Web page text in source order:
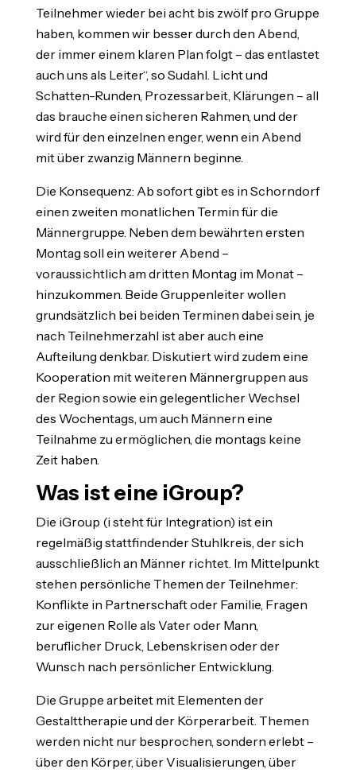
Teilnehmer wieder bei acht bis zwölf pro Gruppe
haben, kommen wir besser durch den Abend,
der immer einem klaren Plan folgt – das entlastet
auch uns als Leiter“, so Sudahl. Licht und
Schatten-Runden, Prozessarbeit, Klärungen – all
das brauche einen sicheren Rahmen, und der
wird für den einzelnen enger, wenn ein Abend
mit über zwanzig Männern beginne.
Die Konsequenz: Ab sofort gibt es in Schorndorf
einen zweiten monatlichen Termin für die
Männergruppe. Neben dem bewährten ersten
Montag soll ein weiterer Abend –
voraussichtlich am dritten Montag im Monat –
hinzukommen. Beide Gruppenleiter wollen
grundsätzlich bei beiden Terminen dabei sein, je
nach Teilnehmerzahl ist aber auch eine
Aufteilung denkbar. Diskutiert wird zudem eine
Kooperation mit weiteren Männergruppen aus
der Region sowie ein gelegentlicher Wechsel
des Wochentags, um auch Männern eine
Teilnahme zu ermöglichen, die montags keine
Zeit haben.
Was ist eine iGroup?
Die iGroup (i steht für Integration) ist ein
regelmäßig stattfindender Stuhlkreis, der sich
ausschließlich an Männer richtet. Im Mittelpunkt
stehen persönliche Themen der Teilnehmer:
Konflikte in Partnerschaft oder Familie, Fragen
zur eigenen Rolle als Vater oder Mann,
beruflicher Druck, Lebenskrisen oder der
Wunsch nach persönlicher Entwicklung.
Die Gruppe arbeitet mit Elementen der
Gestalttherapie und der Körperarbeit. Themen
werden nicht nur besprochen, sondern erlebt –
über den Körper, über Visualisierungen, über